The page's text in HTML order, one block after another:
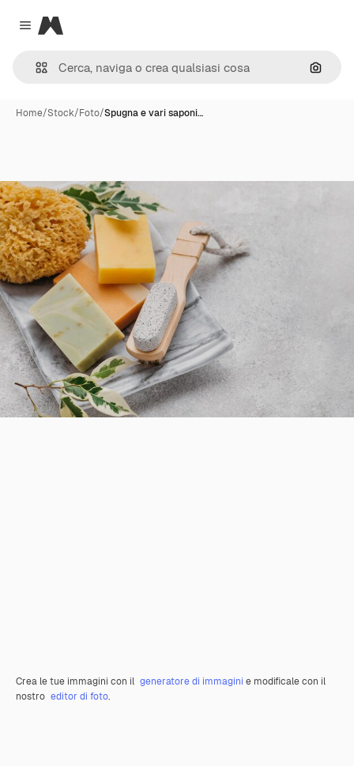
Close menu
Magnific
Cerca
Home/Stock/Foto/Spugna e vari saponi…
Crea le tue immagini con il generatore di immagini e modificale con il
nostro editor di foto.